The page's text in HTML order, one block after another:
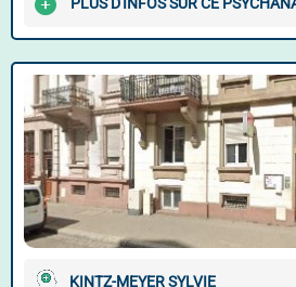
PLUS D'INFOS SUR CE
KINTZ-MEYER SYLVIE